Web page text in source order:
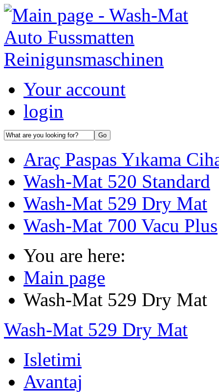
Your account
login
Araç Paspas Yıkama
Wash-Mat 520 Standard
Wash-Mat 529 Dry Mat
Wash-Mat 700 Vacu Plus
You are here:
Main page
Wash-Mat 529 Dry Mat
Wash-Mat 529 Dry Mat
Isletimi
Avantaj